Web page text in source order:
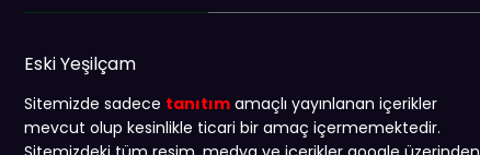
Eski Yeşilçam
Sitemizde sadece tanıtım amaçlı yayınlanan içerikler
mevcut olup kesinlikle ticari bir amaç içermemektedir.